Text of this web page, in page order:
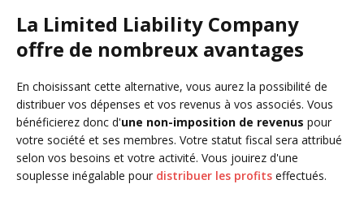
La Limited Liability Company
offre de nombreux avantages
En choisissant cette alternative, vous aurez la possibilité de
distribuer vos dépenses et vos revenus à vos associés. Vous
bénéficierez donc d'une non-imposition de revenus pour
votre société et ses membres. Votre statut fiscal sera attribué
selon vos besoins et votre activité. Vous jouirez d'une
souplesse inégalable pour distribuer les profits effectués.